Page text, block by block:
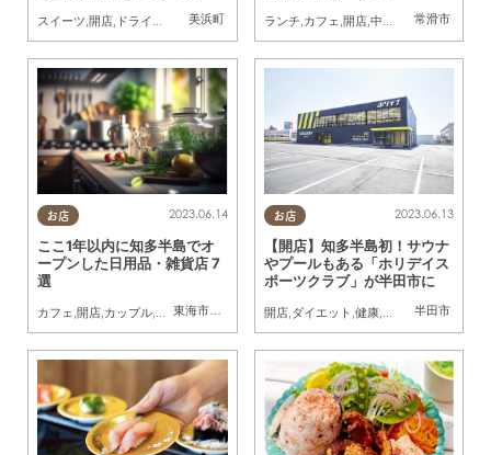
美浜町
スイーツ 開店 ドライブ アウトドア 季節ネタ 常滑市
ランチ カフェ 開店, 中国茶
お店
東海市
,半田市 南知多町,常滑市 東浦町
2023.06.14
ここ1年以内に知多半島でオ
ープンした日用品・雑貨店 7
選
カフェ 開店 カップル 友人
お店
半田市
2023.06.13
【開店】知多半島初！サウナ
やプールもある「ホリデイス
ポーツクラブ」が半田市に
開店, ダイエット 健康, スポーツクラブ